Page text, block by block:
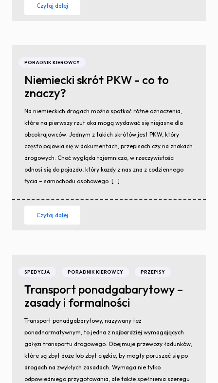
Czytaj dalej
PORADNIK KIEROWCY
Niemiecki skrót PKW - co to
znaczy?
Na niemieckich drogach można spotkać różne oznaczenia,
które na pierwszy rzut oka mogą wydawać się niejasne dla
obcokrajowców. Jednym z takich skrótów jest PKW, który
często pojawia się w dokumentach, przepisach czy na znakach
drogowych. Choć wygląda tajemniczo, w rzeczywistości
odnosi się do pojazdu, który każdy z nas zna z codziennego
życia – samochodu osobowego. […]
Czytaj dalej
SPEDYCJA PORADNIK KIEROWCY PRZEPISY
Transport ponadgabarytowy –
zasady i formalności
Transport ponadgabarytowy, nazywany też
ponadnormatywnym, to jedna z najbardziej wymagających
gałęzi transportu drogowego. Obejmuje przewozy ładunków,
które są zbyt duże lub zbyt ciężkie, by mogły poruszać się po
drogach na zwykłych zasadach. Wymaga nie tylko
odpowiedniego przygotowania, ale także spełnienia szeregu